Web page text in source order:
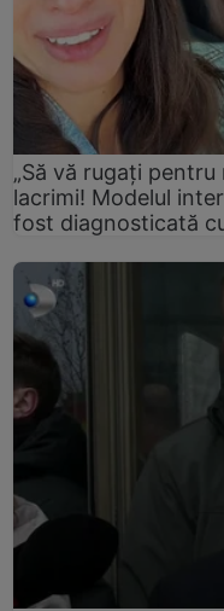
„Să vă rugați
lacrimi! Modelul
fost diagnosticată